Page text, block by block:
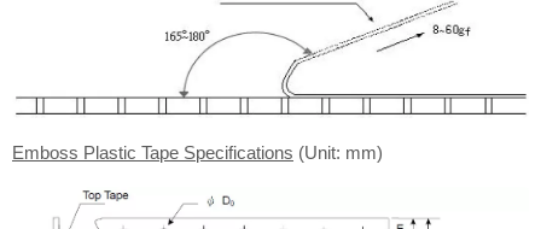
Emboss Plastic Tape Specifications (Unit: mm)